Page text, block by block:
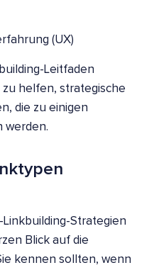
(UX)
Leitfaden
helfen, strategische
die zu einigen
werden.
Strategien
Blick auf die
kennen sollten, wenn